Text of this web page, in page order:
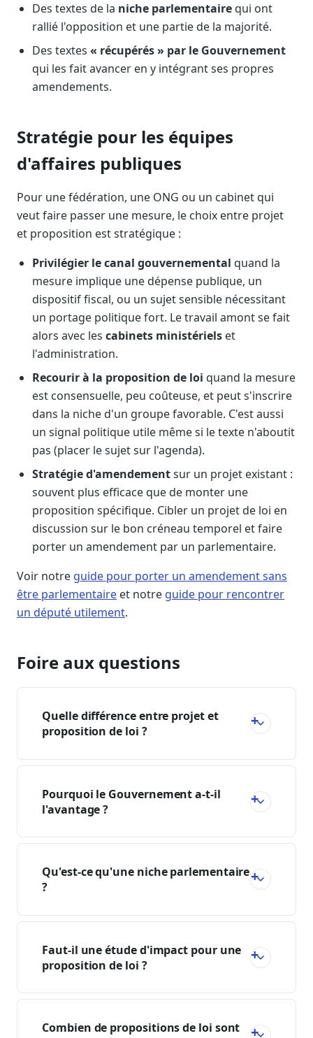
Des textes de la niche parlementairequi ont
rallié l'opposition et une partie de la majorité.
Des textes« récupérés » par le Gouvernement
qui les fait avancer en y intégrant ses propres
amendements.
Stratégie pour les équipes
d'affaires publiques
Pour une fédération, une ONG ou un cabinet qui
veut faire passer une mesure, le choix entre projet
et proposition est stratégique :
Privilégier le canal gouvernemental quand la
mesure implique une dépense publique, un
dispositif fiscal, ou un sujet sensible nécessitant
un portage politique fort. Le travail amont se fait
alors avec lescabinets ministériels et
l'administration.
Recourir à la proposition de loi quand la mesure
est consensuelle, peu coûteuse, et peut s'inscrire
dans la niche d'un groupe favorable. C'est aussi
un signal politique utile même si le texte n'aboutit
pas (placer le sujet sur l'agenda).
Stratégie d'amendementsur un projet existant :
souvent plus efficace que de monter une
proposition spécifique. Cibler un projet de loi en
discussion sur le bon créneau temporel et faire
porter un amendement par un parlementaire.
Voir notre guide pour porter un amendement sans
être parlementaire et notre guide pour rencontrer
un député utilement.
Foire aux questions
Quelle différence entre projet et
proposition de loi ?
Pourquoi le Gouvernement a-t-il
l'avantage ?
Qu'est-ce qu'une niche parlementaire
?
Faut-il une étude d'impact pour une
proposition de loi ?
Combien de propositions de loi sont